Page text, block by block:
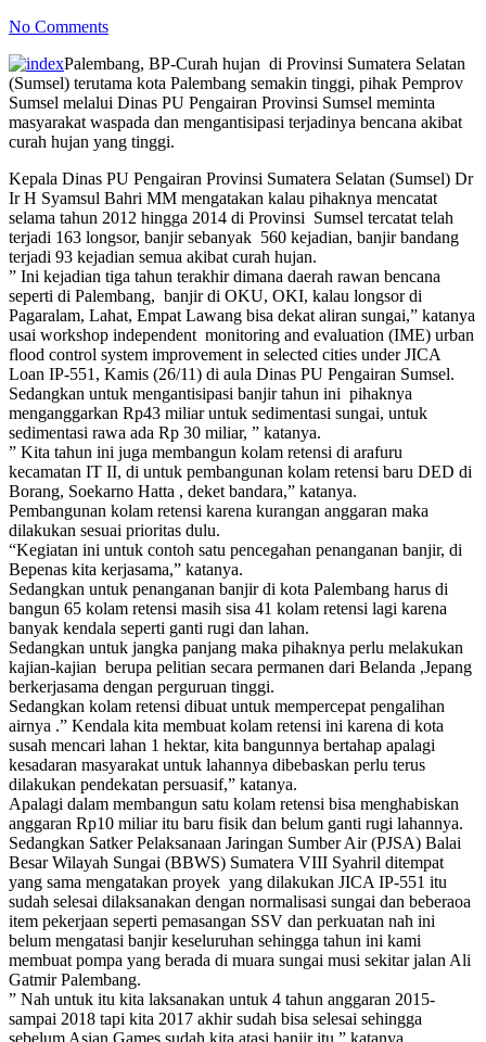
No Comments
Palembang, BP-Curah hujan di Provinsi Sumatera Selatan
(Sumsel) terutama kota Palembang semakin tinggi, pihak Pemprov
Sumsel melalui Dinas PU Pengairan Provinsi Sumsel meminta
masyarakat waspada dan mengantisipasi terjadinya bencana akibat
curah hujan yang tinggi.
Kepala Dinas PU Pengairan Provinsi Sumatera Selatan (Sumsel) Dr
Ir H Syamsul Bahri MM mengatakan kalau pihaknya mencatat
selama tahun 2012 hingga 2014 di Provinsi Sumsel tercatat telah
terjadi 163 longsor, banjir sebanyak 560 kejadian, banjir bandang
terjadi 93 kejadian semua akibat curah hujan.
” Ini kejadian tiga tahun terakhir dimana daerah rawan bencana
seperti di Palembang, banjir di OKU, OKI, kalau longsor di
Pagaralam, Lahat, Empat Lawang bisa dekat aliran sungai,” katanya
usai workshop independent monitoring and evaluation (IME) urban
flood control system improvement in selected cities under JICA
Loan IP-551, Kamis (26/11) di aula Dinas PU Pengairan Sumsel.
Sedangkan untuk mengantisipasi banjir tahun ini pihaknya
menganggarkan Rp43 miliar untuk sedimentasi sungai, untuk
sedimentasi rawa ada Rp 30 miliar, ” katanya.
” Kita tahun ini juga membangun kolam retensi di arafuru
kecamatan IT II, di untuk pembangunan kolam retensi baru DED di
Borang, Soekarno Hatta , deket bandara,” katanya.
Pembangunan kolam retensi karena kurangan anggaran maka
dilakukan sesuai prioritas dulu.
“Kegiatan ini untuk contoh satu pencegahan penanganan banjir, di
Bepenas kita kerjasama,” katanya.
Sedangkan untuk penanganan banjir di kota Palembang harus di
bangun 65 kolam retensi masih sisa 41 kolam retensi lagi karena
banyak kendala seperti ganti rugi dan lahan.
Sedangkan untuk jangka panjang maka pihaknya perlu melakukan
kajian-kajian berupa pelitian secara permanen dari Belanda ,Jepang
berkerjasama dengan perguruan tinggi.
Sedangkan kolam retensi dibuat untuk mempercepat pengalihan
airnya .” Kendala kita membuat kolam retensi ini karena di kota
susah mencari lahan 1 hektar, kita bangunnya bertahap apalagi
kesadaran masyarakat untuk lahannya dibebaskan perlu terus
dilakukan pendekatan persuasif,” katanya.
Apalagi dalam membangun satu kolam retensi bisa menghabiskan
anggaran Rp10 miliar itu baru fisik dan belum ganti rugi lahannya.
Sedangkan Satker Pelaksanaan Jaringan Sumber Air (PJSA) Balai
Besar Wilayah Sungai (BBWS) Sumatera VIII Syahril ditempat
yang sama mengatakan proyek yang dilakukan JICA IP-551 itu
sudah selesai dilaksanakan dengan normalisasi sungai dan beberaoa
item pekerjaan seperti pemasangan SSV dan perkuatan nah ini
belum mengatasi banjir keseluruhan sehingga tahun ini kami
membuat pompa yang berada di muara sungai musi sekitar jalan Ali
Gatmir Palembang.
” Nah untuk itu kita laksanakan untuk 4 tahun anggaran 2015-
sampai 2018 tapi kita 2017 akhir sudah bisa selesai sehingga
sebelum Asian Games sudah kita atasi banjir itu,” katanya.